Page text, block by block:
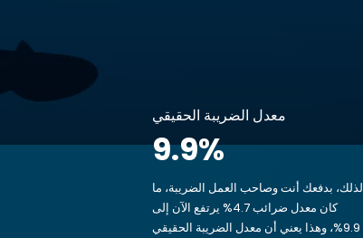
معدل الضريبة الحقيقي
9.9%
لذلك، بدفعك أنت وصاحب العمل الضريبة، ما
كان معدل ضرائب 4.7% يرتفع الآن إلى
9.9%، وهذا يعني أن معدل الضريبة الحقيقي